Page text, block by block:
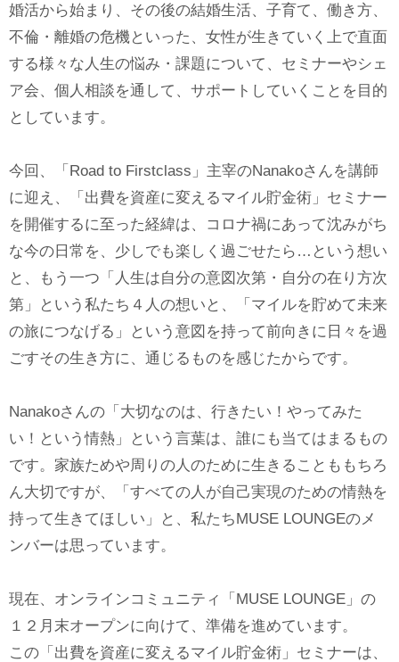
婚活から始まり、その後の結婚生活、子育て、働き方、
不倫・離婚の危機といった、女性が生きていく上で直面
する様々な人生の悩み・課題について、セミナーやシェ
ア会、個人相談を通して、サポートしていくことを目的
としています。
今回、「Road to Firstclass」主宰のNanakoさんを講師
に迎え、「出費を資産に変えるマイル貯金術」セミナー
を開催するに至った経緯は、コロナ禍にあって沈みがち
な今の日常を、少しでも楽しく過ごせたら…という想い
と、もう一つ「人生は自分の意図次第・自分の在り方次
第」という私たち４人の想いと、「マイルを貯めて未来
の旅につなげる」という意図を持って前向きに日々を過
ごすその生き方に、通じるものを感じたからです。
Nanakoさんの「大切なのは、行きたい！やってみた
い！という情熱」という言葉は、誰にも当てはまるもの
です。家族ためや周りの人のために生きることももちろ
ん大切ですが、「すべての人が自己実現のための情熱を
持って生きてほしい」と、私たちMUSE LOUNGEのメ
ンバーは思っています。
現在、オンラインコミュニティ「MUSE LOUNGE」の
１２月末オープンに向けて、準備を進めています。
この「出費を資産に変えるマイル貯金術」セミナーは、